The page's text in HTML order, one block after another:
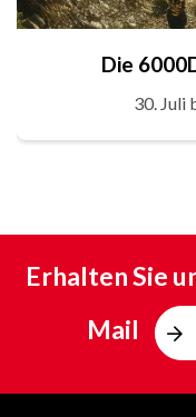
Die
30. Juli
Erhalten Sie
Mail